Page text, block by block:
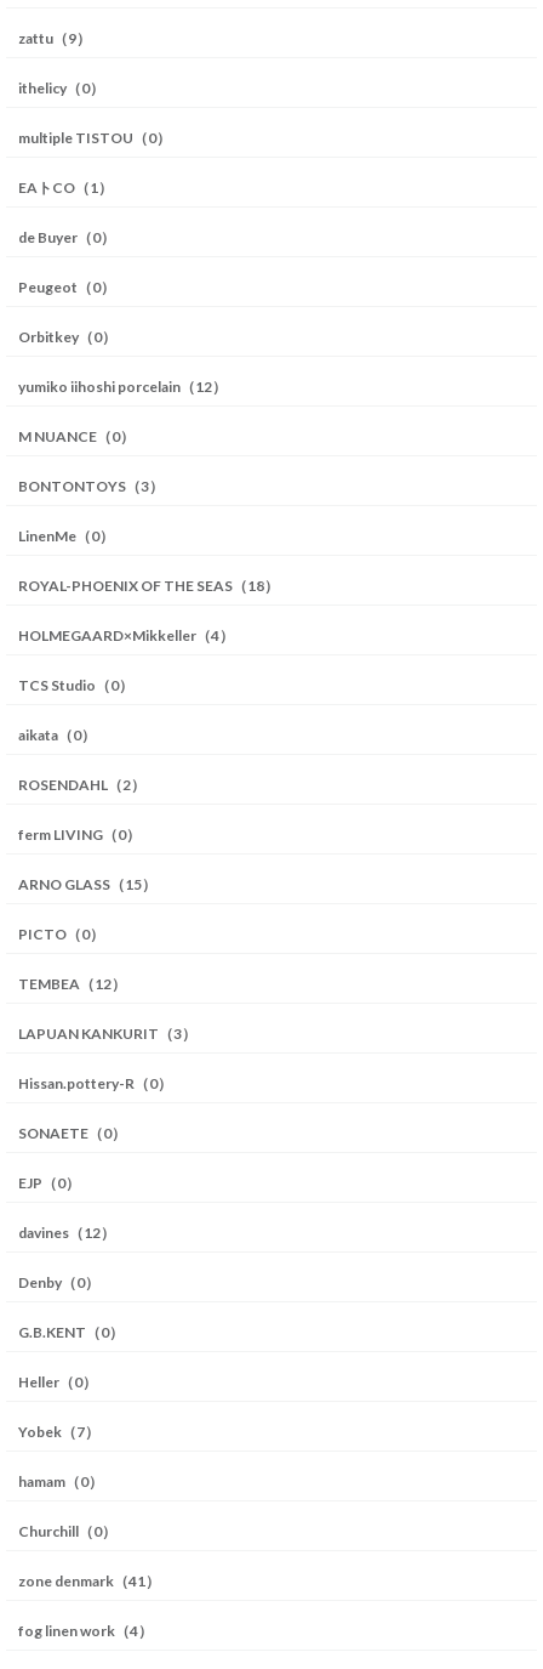
zattu（9）
ithelicy（0）
multiple TISTOU（0）
EAトCO（1）
de Buyer（0）
Peugeot（0）
Orbitkey（0）
yumiko iihoshi porcelain（12）
M NUANCE（0）
BONTONTOYS（3）
LinenMe（0）
ROYAL-PHOENIX OF THE SEAS（18）
HOLMEGAARD×Mikkeller（4）
TCS Studio（0）
aikata（0）
ROSENDAHL（2）
ferm LIVING（0）
ARNO GLASS（15）
PICTO（0）
TEMBEA（12）
LAPUAN KANKURIT（3）
Hissan.pottery-R（0）
SONAETE（0）
EJP（0）
davines（12）
Denby（0）
G.B.KENT（0）
Heller（0）
Yobek（7）
hamam（0）
Churchill（0）
zone denmark（41）
fog linen work（4）